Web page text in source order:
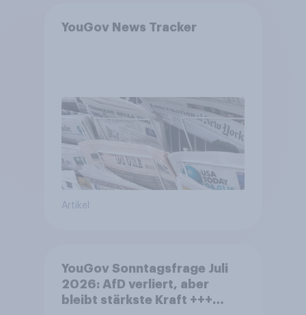
YouGov News Tracker
Artikel
YouGov Sonntagsfrage Juli
2026: AfD verliert, aber
bleibt stärkste Kraft +++